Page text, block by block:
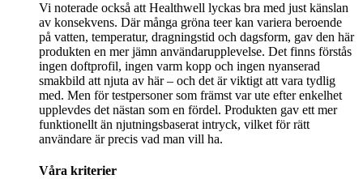
Vi noterade också att Healthwell lyckas bra med just känslan
av konsekvens. Där många gröna teer kan variera beroende
på vatten, temperatur, dragningstid och dagsform, gav den här
produkten en mer jämn användarupplevelse. Det finns förstås
ingen doftprofil, ingen varm kopp och ingen nyanserad
smakbild att njuta av här – och det är viktigt att vara tydlig
med. Men för testpersoner som främst var ute efter enkelhet
upplevdes det nästan som en fördel. Produkten gav ett mer
funktionellt än njutningsbaserat intryck, vilket för rätt
användare är precis vad man vill ha.
Våra kriterier